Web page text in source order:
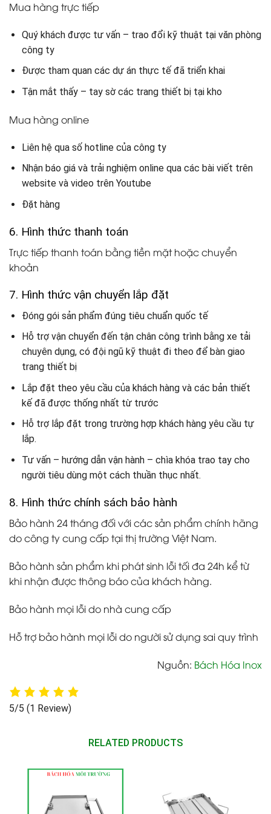
Mua hàng trực tiếp
Quý khách được tư vấn – trao đổi kỹ thuật tại văn phòng
công ty
Được tham quan các dự án thực tế đã triển khai
Tận mắt thấy – tay sờ các trang thiết bị tại kho
Mua hàng online
Liên hệ qua số hotline của công ty
Nhận báo giá và trải nghiệm online qua các bài viết trên
website và video trên Youtube
Đặt hàng
6. Hình thức thanh toán
Trực tiếp thanh toán bằng tiền mặt hoặc chuyển
khoản
7. Hình thức vận chuyển lắp đặt
Đóng gói sản phẩm đúng tiêu chuẩn quốc tế
Hỗ trợ vận chuyển đến tận chân công trình bằng xe tải
chuyên dụng, có đội ngũ kỹ thuật đi theo để bàn giao
trang thiết bị
Lắp đặt theo yêu cầu của khách hàng và các bản thiết
kế đã được thống nhất từ trước
Hỗ trợ lắp đặt trong trường hợp khách hàng yêu cầu tự
lắp.
Tư vấn – hướng dẫn vận hành – chìa khóa trao tay cho
người tiêu dùng một cách thuần thục nhất.
8. Hình thức chính sách bảo hành
Bảo hành 24 tháng đối với các sản phẩm chính hãng
do công ty cung cấp tại thị trường Việt Nam.
Bảo hành sản phẩm khi phát sinh lỗi tối đa 24h kể từ
khi nhận được thông báo của khách hàng.
Bảo hành mọi lỗi do nhà cung cấp
Hỗ trợ bảo hành mọi lỗi do người sử dụng sai quy trình
Nguồn: Bách Hóa Inox
5/5 (1 Review)
RELATED PRODUCTS